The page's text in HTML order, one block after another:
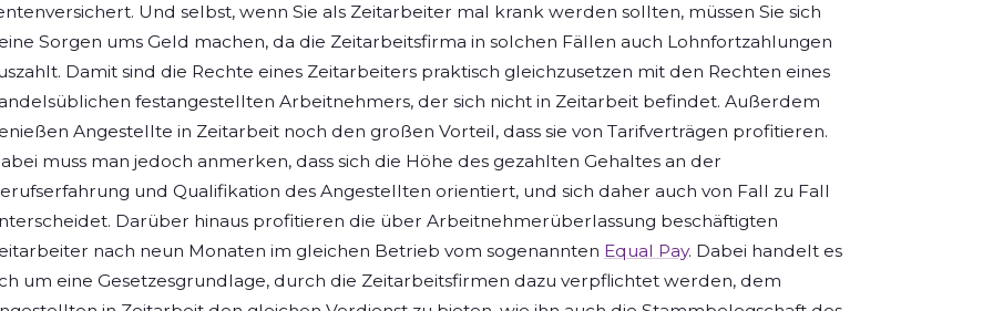
Und selbst, wenn Sie als Zeitarbeiter mal krank werden sollten, müssen Sie sich
Sorgen ums Geld machen, da die Zeitarbeitsfirma in solchen Fällen auch Lohnfortzahlungen
Damit sind die Rechte eines Zeitarbeiters praktisch gleichzusetzen mit den Rechten eines
festangestellten Arbeitnehmers, der sich nicht in Zeitarbeit befindet. Außerdem
Angestellte in Zeitarbeit noch den großen Vorteil, dass sie von Tarifverträgen profitieren.
muss man jedoch anmerken, dass sich die Höhe des gezahlten Gehaltes an der
und Qualifikation des Angestellten orientiert, und sich daher auch von Fall zu Fall
Darüber hinaus profitieren die über Arbeitnehmerüberlassung beschäftigten
nach neun Monaten im gleichen Betrieb vom sogenannten Equal Pay. Dabei handelt es
um eine Gesetzesgrundlage, durch die Zeitarbeitsfirmen dazu verpflichtet werden, dem